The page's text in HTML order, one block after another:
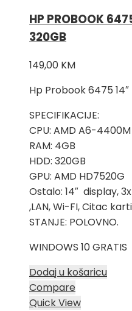
HP PROBOOK
320GB
149,00 KM
Hp Probook 6475 14″
SPECIFIKACIJE:
CPU: AMD A6-
RAM: 4GB
HDD: 320GB
GPU: AMD HD7520G
Ostalo: 14″ display,
,LAN, Wi-FI, Citac
STANJE: POLOVNO.
WINDOWS 10 GRATIS
Dodaj u košaricu
Compare
Quick View